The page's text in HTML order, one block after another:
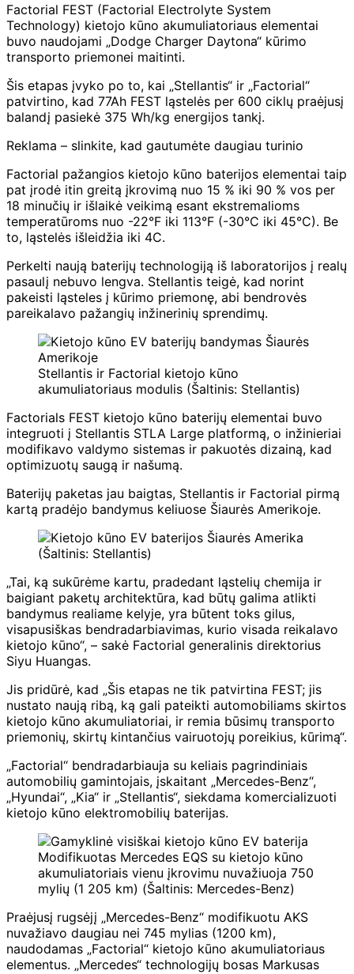
Factorial FEST (Factorial Electrolyte System
Technology) kietojo kūno akumuliatoriaus elementai
buvo naudojami „Dodge Charger Daytona“ kūrimo
transporto priemonei maitinti.
Šis etapas įvyko po to, kai „Stellantis“ ir „Factorial“
patvirtino, kad 77Ah FEST ląstelės per 600 ciklų praėjusį
balandį pasiekė 375 Wh/kg energijos tankį.
Reklama – slinkite, kad gautumėte daugiau turinio
Factorial pažangios kietojo kūno baterijos elementai taip
pat įrodė itin greitą įkrovimą nuo 15 % iki 90 % vos per
18 minučių ir išlaikė veikimą esant ekstremalioms
temperatūroms nuo -22°F iki 113°F (-30°C iki 45°C). Be
to, ląstelės išleidžia iki 4C.
Perkelti naują baterijų technologiją iš laboratorijos į realų
pasaulį nebuvo lengva. Stellantis teigė, kad norint
pakeisti ląsteles į kūrimo priemonę, abi bendrovės
pareikalavo pažangių inžinerinių sprendimų.
Stellantis ir Factorial kietojo kūno
akumuliatoriaus modulis (Šaltinis: Stellantis)
Factorials FEST kietojo kūno baterijų elementai buvo
integruoti į Stellantis STLA Large platformą, o inžinieriai
modifikavo valdymo sistemas ir pakuotės dizainą, kad
optimizuotų saugą ir našumą.
Baterijų paketas jau baigtas, Stellantis ir Factorial pirmą
kartą pradėjo bandymus keliuose Šiaurės Amerikoje.
(Šaltinis: Stellantis)
„Tai, ką sukūrėme kartu, pradedant ląstelių chemija ir
baigiant paketų architektūra, kad būtų galima atlikti
bandymus realiame kelyje, yra būtent toks gilus,
visapusiškas bendradarbiavimas, kurio visada reikalavo
kietojo kūno“, – sakė Factorial generalinis direktorius
Siyu Huangas.
Jis pridūrė, kad „Šis etapas ne tik patvirtina FEST; jis
nustato naują ribą, ką gali pateikti automobiliams skirtos
kietojo kūno akumuliatoriai, ir remia būsimų transporto
priemonių, skirtų kintančius vairuotojų poreikius, kūrimą“.
„Factorial“ bendradarbiauja su keliais pagrindiniais
automobilių gamintojais, įskaitant „Mercedes-Benz“,
„Hyundai“, „Kia“ ir „Stellantis“, siekdama komercializuoti
kietojo kūno elektromobilių baterijas.
Modifikuotas Mercedes EQS su kietojo kūno
akumuliatoriais vienu įkrovimu nuvažiuoja 750
mylių (1 205 km) (Šaltinis: Mercedes-Benz)
Praėjusį rugsėjį „Mercedes-Benz“ modifikuotu AKS
nuvažiavo daugiau nei 745 mylias (1200 km),
naudodamas „Factorial“ kietojo kūno akumuliatoriaus
elementus. „Mercedes“ technologijų bosas Markusas